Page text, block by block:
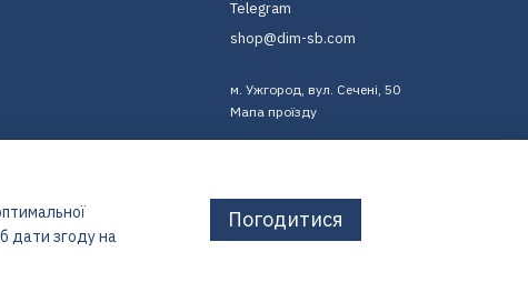
Telegram
shop@dim-sb.com
м. Ужгород, вул. Сечені, 50
Мапа проїзду
дати згоду на
Погодитися